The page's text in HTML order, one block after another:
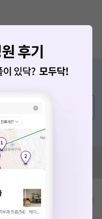
이 있나요?
한 게시글 보러가기
비급여/급여 진료란?